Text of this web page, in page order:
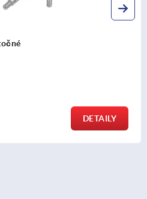
šrouby
DETAILY